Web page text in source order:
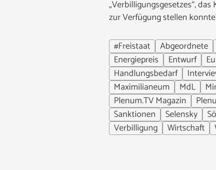
„Verbilligungsgesetzes“,
zur Verfügung stellen
#Freistaat
Abgeordnete
Energiepreis
Entwurf
Handlungsbedarf
Maximilianeum
MdL
Plenum.TV Magazin
Sanktionen
Selensky
Verbilligung
Wirtschaft